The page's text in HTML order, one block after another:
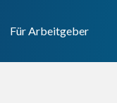
Für Arbeitgeber